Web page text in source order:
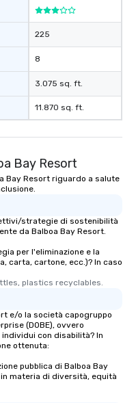
225
8
3.075 sq. ft.
11.870 sq. ft.
Bay Resort
Bay Resort riguardo a salute
strategie di sostenibilità
da Balboa Bay Resort.
per l'eliminazione e la
carta, cartone, ecc.)? In caso
plastics recyclables.
e/o la società capogruppo
(DOBE), ovvero
con disabilità? In
ottenuta:
pubblica di Balboa Bay
materia di diversità, equità